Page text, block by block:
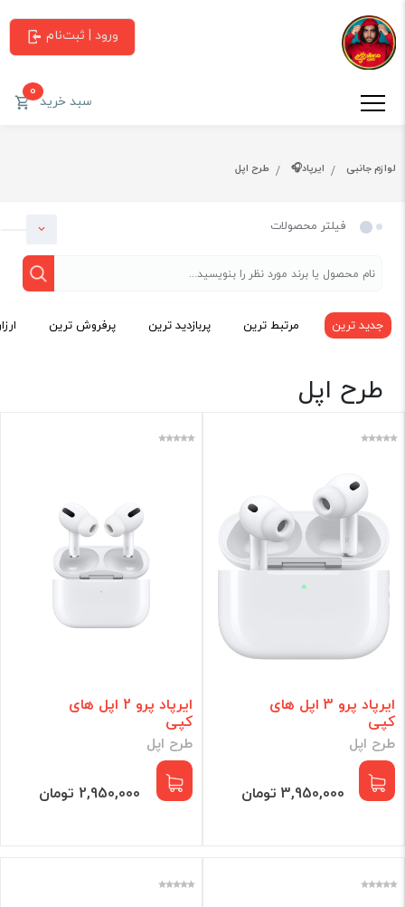
ورود | ثبت‌نام
سبد خرید0
لوازم جانبی ایرپاد🎧 طرح اپل
فیلتر محصولات
دسته بندی
لوازم جانبی
فقط کالاهای موجود
فیلتر براساس قیمت :
تومان
فیلتر
جدید ترین مرتبط ترین پربازدید ترین پرفروش ترین
طرح اپل
ایرپاد پرو 3 اپل های
کپی
طرح اپل
3,950,000 تومان
ایرپاد پرو 2 اپل های
کپی
طرح اپل
2,950,000 تومان